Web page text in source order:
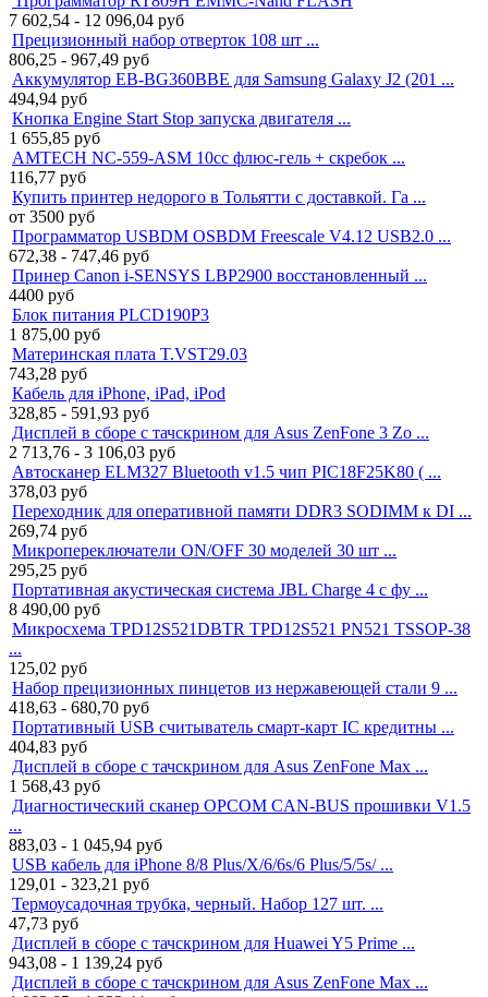
7 602,54 - 12 096,04 руб
Прецизионный набор отверток 108 шт ...
806,25 - 967,49 руб
Аккумулятор EB-BG360BBE для Samsung Galaxy J2 (201 ...
494,94 руб
Кнопка Engine Start Stop запуска двигателя ...
1 655,85 руб
AMTECH NC-559-ASM 10cc флюс-гель + скребок ...
116,77 руб
Купить принтер недорого в Тольятти с доставкой. Га ...
от 3500 руб
Программатор USBDM OSBDM Freescale V4.12 USB2.0 ...
672,38 - 747,46 руб
Принер Canon i-SENSYS LBP2900 восстановленный ...
4400 руб
Блок питания PLCD190P3
1 875,00 руб
Материнская плата T.VST29.03
743,28 руб
Кабель для iPhone, iPad, iPod
328,85 - 591,93 руб
Дисплей в сборе с тачскрином для Asus ZenFone 3 Zo ...
2 713,76 - 3 106,03 руб
Автосканер ELM327 Bluetooth v1.5 чип PIC18F25K80 ( ...
378,03 руб
Переходник для оперативной памяти DDR3 SODIMM к DI ...
269,74 руб
Микропереключатели ON/OFF 30 моделей 30 шт ...
295,25 руб
Портативная акустическая система JBL Charge 4 с фу ...
8 490,00 руб
Микросхема TPD12S521DBTR TPD12S521 PN521 TSSOP-38
...
125,02 руб
Набор прецизионных пинцетов из нержавеющей стали 9 ...
418,63 - 680,70 руб
Портативный USB считыватель смарт-карт IC кредитны ...
404,83 руб
Дисплей в сборе с тачскрином для Asus ZenFone Max ...
1 568,43 руб
Диагностический сканер OPCOM CAN-BUS прошивки V1.5
...
883,03 - 1 045,94 руб
USB кабель для iPhone 8/8 Plus/X/6/6s/6 Plus/5/5s/ ...
129,01 - 323,21 руб
Термоусадочная трубка, черный. Набор 127 шт. ...
47,73 руб
Дисплей в сборе с тачскрином для Huawei Y5 Prime ...
943,08 - 1 139,24 руб
Дисплей в сборе с тачскрином для Asus ZenFone Max ...